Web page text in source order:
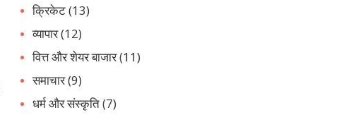
क्रिकेट(13)
व्यापार(12)
वित्त और शेयर बाजार(11)
समाचार(9)
धर्म और संस्कृति(7)